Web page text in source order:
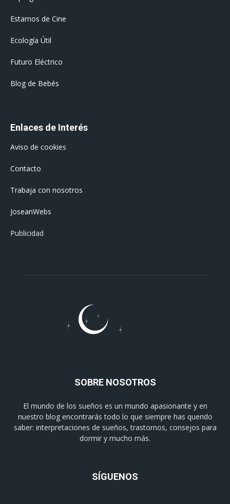
Estamos de Cine
Ecología Útil
Futuro Eléctrico
Blog de Bebés
Enlaces de Interés
Aviso de cookies
Contacto
Trabaja con nosotros
JoseanWebs
Publicidad
SOBRE NOSOTROS
El mundo de los sueños es un mundo apasionante y en
nuestro blog encontrarás todo lo que siempre has querido
saber: interpretaciones de sueños, trastornos, consejos para
dormir y mucho más.
SÍGUENOS